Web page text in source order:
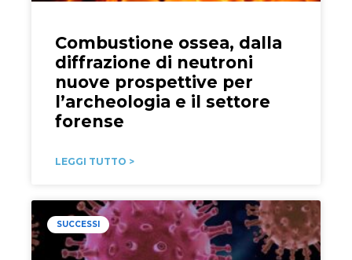
Combustione ossea, dalla
diffrazione di neutroni
nuove prospettive per
l’archeologia e il settore
forense
LEGGI TUTTO >
SUCCESSI